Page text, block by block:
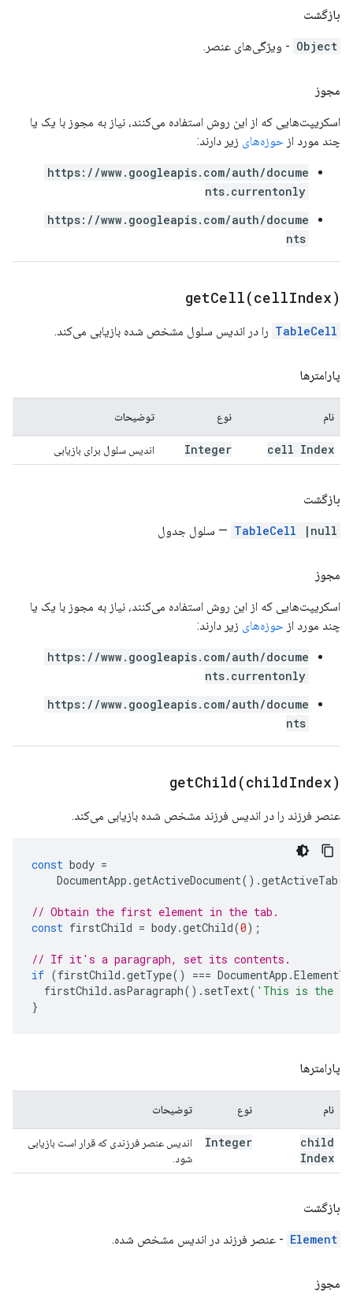
بازگشت
Object - ویژگی‌های عنصر.
مجوز
اسکریپت‌هایی که از این روش استفاده می‌کنند، نیاز به مجوز با یک یا
چند مورد از حوزه‌های زیر دارند:
https://www.googleapis.com/auth/docume
nts.currentonly
https://www.googleapis.com/auth/docume
nts
getCell(cellIndex)
TableCell را در اندیس سلول مشخص شده بازیابی می‌کند.
پارامترها
نام نوع توضیحات
cell Index
Integer اندیس سلول برای بازیابی
بازگشت
TableCell |null — سلول جدول
مجوز
اسکریپت‌هایی که از این روش استفاده می‌کنند، نیاز به مجوز با یک یا
چند مورد از حوزه‌های زیر دارند:
https://www.googleapis.com/auth/docume
nts.currentonly
https://www.googleapis.com/auth/docume
nts
getChild(childIndex)
عنصر فرزند را در اندیس فرزند مشخص شده بازیابی می‌کند.
const body =
DocumentApp .getActiveDocument().getActiveTab
// Obtain the first element in the tab.
const firstChild = body.getChild(0);
// If it's a paragraph, set its contents.
if (firstChild .getType() === DocumentApp .
firstChild .asParagraph(). setText( 'This is the
}
پارامترها
نام نوع توضیحات
child
Index
Integer
اندیس عنصر فرزندی که قرار است بازیابی
شود.
بازگشت
Element - عنصر فرزند در اندیس مشخص شده.
مجوز